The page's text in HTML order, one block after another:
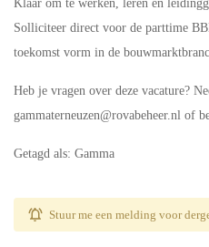
Klaar om te werken, leren én
Solliciteer direct voor de parttime
toekomst vorm in de
Heb je vragen over deze vacature?
gammaterneuzen@rovabeheer.nl of
Getagd als: Gamma
Stuur me een melding voor